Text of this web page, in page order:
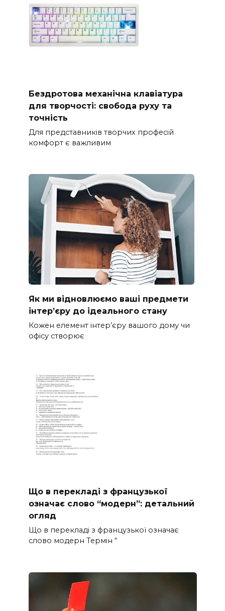
Бездротова механічна клавіатура
для творчості: свобода руху та
точність
Для представників творчих професій
комфорт є важливим
Як ми відновлюємо ваші предмети
інтер’єру до ідеального стану
Кожен елемент інтер’єру вашого дому чи
офісу створює
Що в перекладі з французької
означає слово “модерн”: детальний
огляд
Що в перекладі з французької означає
слово модерн Термін “